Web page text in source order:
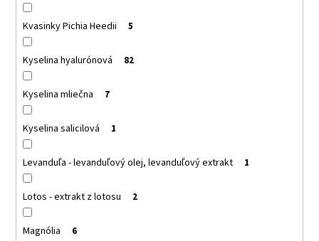
Kvasinky Pichia Heedii 5
Kyselina hyalurónová 82
Kyselina mliečna 7
Kyselina salicilová 1
Levanduľa - levanduľový olej, levanduľový extrakt 1
Lotos - extrakt z lotosu 2
Magnólia 6